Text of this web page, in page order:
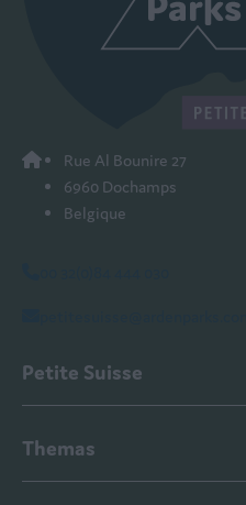
Rue Al Bounire 27
6960 Dochamps
Belgique
Petite Suisse
Themas